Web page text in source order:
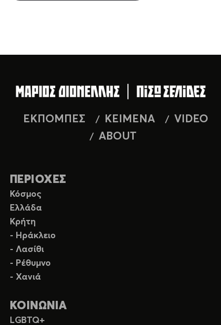
ΕΚΠΟΜΠΕΣ ΚΕΙΜΕΝΑ
VIDEO
ABOUT
ΠΕΡΙΟΧΕΣ
Κόσμος
Ελλάδα
Κρήτη
- Ηράκλειο
- Λασίθι
- Ρέθυμνο
- Χανιά
ΚΟΙΝΩΝΙΑ
LGBTQ+